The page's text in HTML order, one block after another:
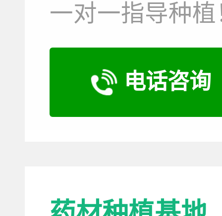
一对一指导种植
电话咨询